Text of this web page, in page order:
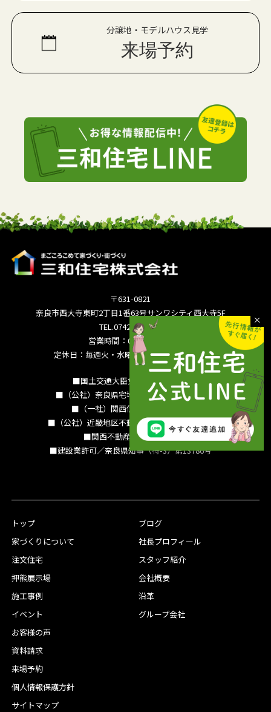
分譲地・モデルハウス見学
来場予約
〒631-0821
奈良市西大寺東町2丁目1番63号サンワシティ西大寺5F
TEL.0742-36-3035
営業時間：09:00～18:00
定休日：毎週火・水曜日 夏季休暇 年末年始
■国土交通大臣免許（15）994号
■（公社）奈良県宅地建物取引業協会会員
■（一社）関西住宅産業協会会員
■（公社）近畿地区不動産公正取引協議会加盟
■関西不動産情報センター
■建設業許可／奈良県知事（特-3）第13786号
トップ
家づくりについて
注文住宅
押熊展示場
施工事例
イベント
お客様の声
ブログ
社長プロフィール
スタッフ紹介
会社概要
沿革
グループ会社
資料請求
来場予約
個人情報保護方針
サイトマップ